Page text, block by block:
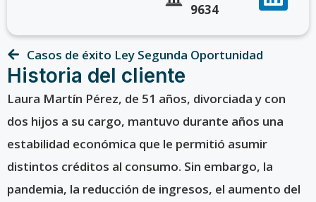
9634
Casos de éxito Ley Segunda Oportunidad
Historia del cliente
Laura Martín Pérez, de 51 años, divorciada y con
dos hijos a su cargo, mantuvo durante años una
estabilidad económica que le permitió asumir
distintos créditos al consumo. Sin embargo, la
pandemia, la reducción de ingresos, el aumento del